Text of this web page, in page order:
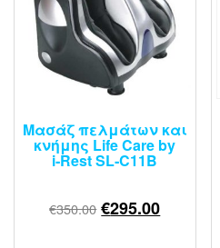
Μασάζ πελμάτων και
κνήμης Life Care by
i‑Rest SL‑C11B
€350.00 €295.00